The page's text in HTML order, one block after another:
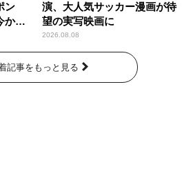
ン
から
演、大人気サッカー漫画が待
望の実写映画に
2026.08.08
記事をもっと見る